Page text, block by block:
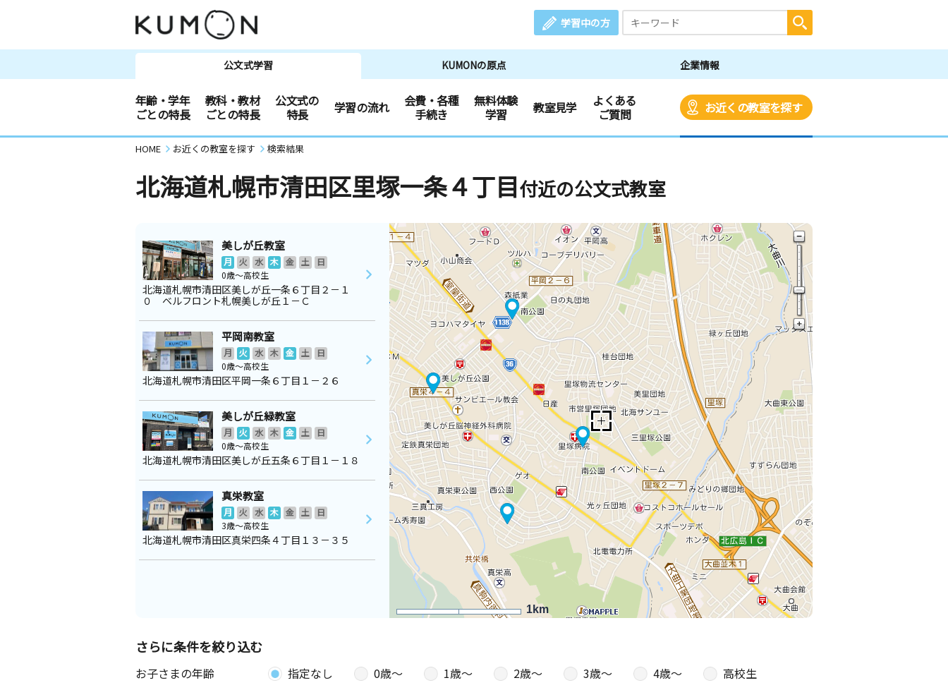
学習中の方
公文式学習 KUMONの原点 企業情報
年齢・学年
ごとの特長
教科・教材
ごとの特長
公文式の
特長
学習の流れ
会費・各種
手続き
無料体験
学習
教室見学
よくある
ご質問
お近くの教室を探す
HOME お近くの教室を探す 検索結果
北海道札幌市清田区里塚一条４丁目付近の公文式教室
1km
美しが丘教室
月 火 水 木 金 土
日
0歳～高校生
北海道札幌市清田区美しが丘一条６丁目２－１
０ ベルフロント札幌美しが丘１－Ｃ
平岡南教室
月 火 水 木 金 土
日
0歳～高校生
北海道札幌市清田区平岡一条６丁目１－２６
美しが丘緑教室
月 火 水 木 金 土
日
0歳～高校生
北海道札幌市清田区美しが丘五条６丁目１－１８
真栄教室
月 火 水 木 金 土
日
3歳～高校生
北海道札幌市清田区真栄四条４丁目１３－３５
さらに条件を絞り込む
お子さまの年齢 指定なし 0歳〜 1歳〜 2歳〜 3歳〜 4歳〜
高校生